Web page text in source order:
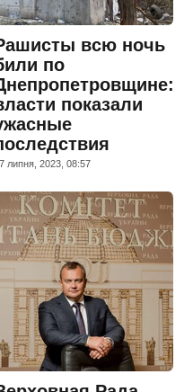
всю ночь
по
показали
липня, 2023, 08:57